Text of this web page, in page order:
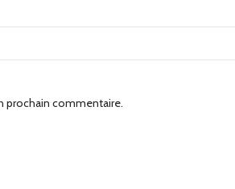
prochain commentaire.